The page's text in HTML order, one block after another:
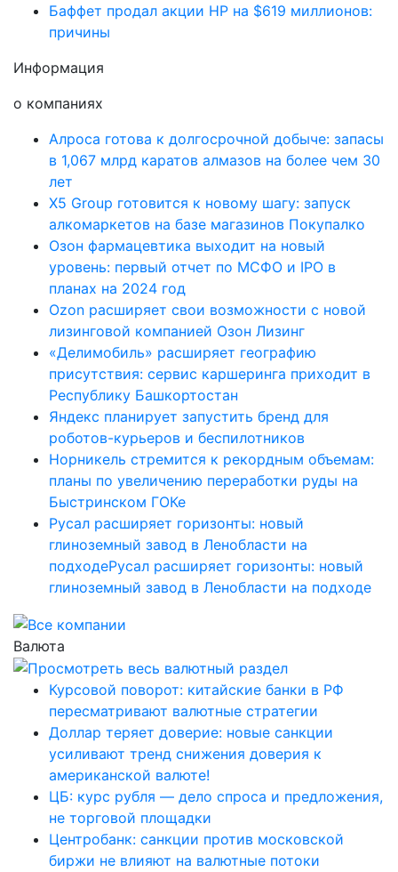
Баффет продал акции HP на $619 миллионов:
причины
Информация
о компаниях
Алроса готова к долгосрочной добыче: запасы
в 1,067 млрд каратов алмазов на более чем 30
лет
X5 Group готовится к новому шагу: запуск
алкомаркетов на базе магазинов Покупалко
Озон фармацевтика выходит на новый
уровень: первый отчет по МСФО и IPO в
планах на 2024 год
Ozon расширяет свои возможности с новой
лизинговой компанией Озон Лизинг
«Делимобиль» расширяет географию
присутствия: сервис каршеринга приходит в
Республику Башкортостан
Яндекс планирует запустить бренд для
роботов-курьеров и беспилотников
Норникель стремится к рекордным объемам:
планы по увеличению переработки руды на
Быстринском ГОКе
Русал расширяет горизонты: новый
глиноземный завод в Ленобласти на
подходеРусал расширяет горизонты: новый
глиноземный завод в Ленобласти на подходе
Валюта
Курсовой поворот: китайские банки в РФ
пересматривают валютные стратегии
Доллар теряет доверие: новые санкции
усиливают тренд снижения доверия к
американской валюте!
ЦБ: курс рубля — дело спроса и предложения,
не торговой площадки
Центробанк: санкции против московской
биржи не влияют на валютные потоки